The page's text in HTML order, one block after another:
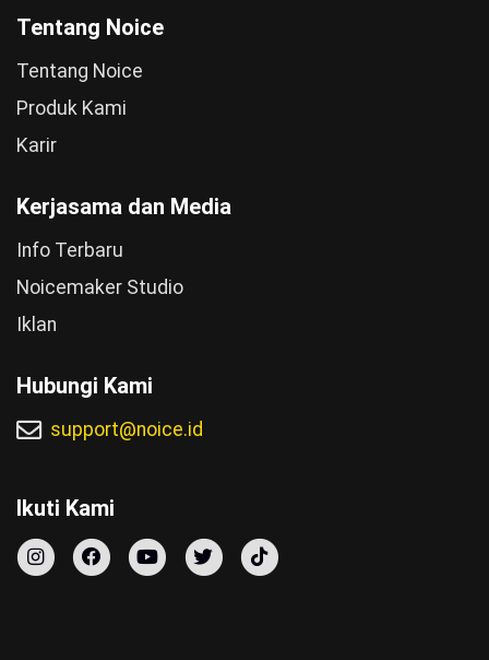
Tentang Noice
Tentang Noice
Produk Kami
Karir
Kerjasama dan Media
Info Terbaru
Noicemaker Studio
Iklan
Hubungi Kami
support@noice.id
Ikuti Kami